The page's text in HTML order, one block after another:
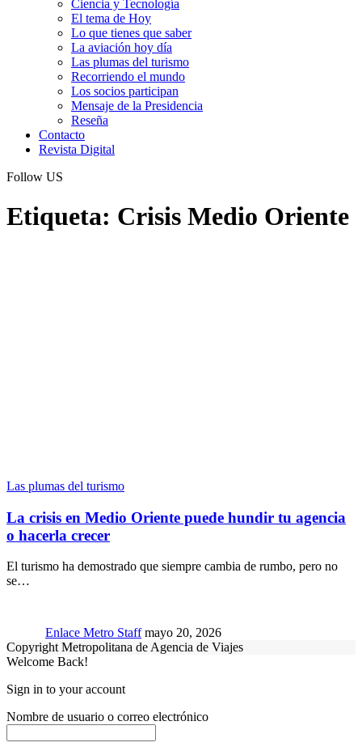
Ciencia y Tecnología
El tema de Hoy
Lo que tienes que saber
La aviación hoy día
Las plumas del turismo
Recorriendo el mundo
Los socios participan
Mensaje de la Presidencia
Reseña
Contacto
Revista Digital
Follow US
Etiqueta: Crisis Medio Oriente
Las plumas del turismo
La crisis en Medio Oriente puede hundir tu agencia
o hacerla crecer
El turismo ha demostrado que siempre cambia de rumbo, pero no
se…
Enlace Metro Staff mayo 20, 2026
Copyright Metropolitana de Agencia de Viajes
Welcome Back!
Sign in to your account
Nombre de usuario o correo electrónico